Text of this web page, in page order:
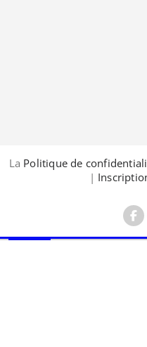
La Politique de
|